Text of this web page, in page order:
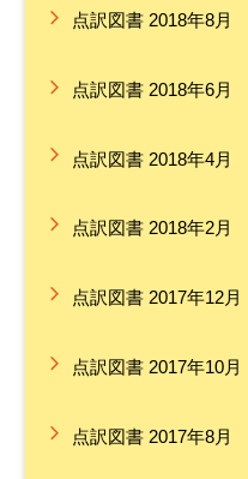
点訳図書 2018年8月
点訳図書 2018年6月
点訳図書 2018年4月
点訳図書 2018年2月
点訳図書 2017年12月
点訳図書 2017年10月
点訳図書 2017年8月